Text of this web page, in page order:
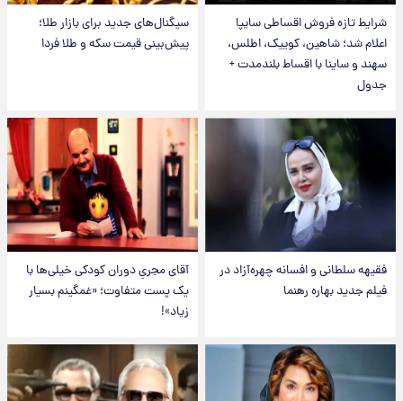
شرایط تازه فروش اقساطی سایپا
اعلام شد؛ شاهین، کوییک، اطلس،
سهند و ساینا با اقساط بلندمدت +
جدول
سیگنال‌های جدید برای بازار طلا؛
پیش‌بینی قیمت سکه و طلا فردا
فقیهه سلطانی و افسانه چهره‌آزاد در
فیلم جدید بهاره رهنما
آقای مجریِ دوران کودکی خیلی‌ها با
یک پست متفاوت؛ «غمگینم بسیار
زیاد»!